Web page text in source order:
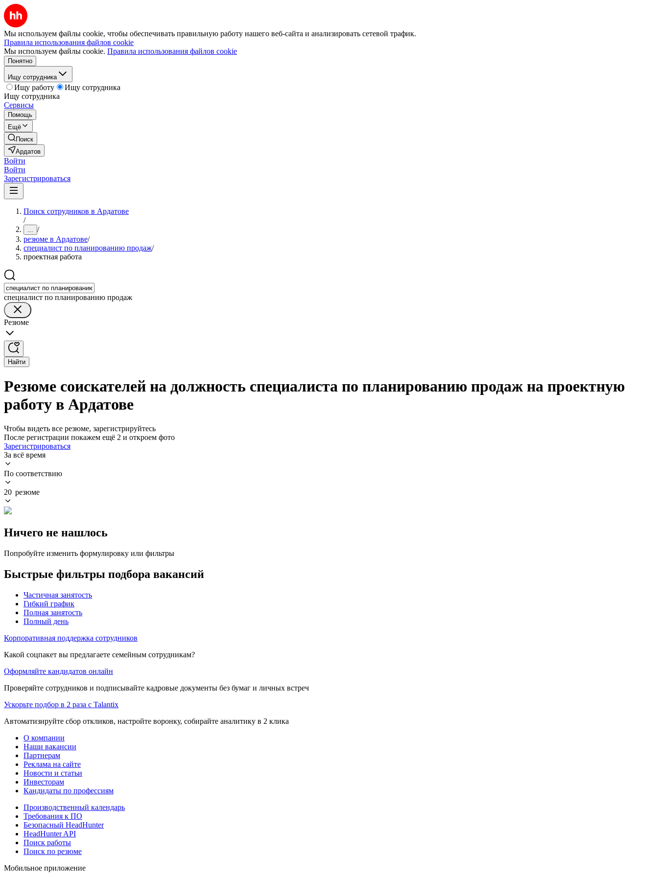
Мы используем файлы cookie, чтобы обеспечивать правильную работу нашего веб-сайта и анализировать сетевой трафик.
Правила использования файлов cookie
Мы используем файлы cookie. Правила использования файлов cookie
Понятно
Ищу сотрудника
Ищу работу
Ищу сотрудника
Ищу сотрудника
Сервисы
Помощь
Ещё
Поиск
Ардатов
Войти
Войти
Зарегистрироваться
Поиск сотрудников в Ардатове
/
... /
резюме в Ардатове/
специалист по планированию продаж/
проектная работа
специалист по планированию продаж
Резюме
Найти
Резюме соискателей на должность специалиста по планированию продаж на проектную
работу в Ардатове
Чтобы видеть все резюме, зарегистрируйтесь
После регистрации покажем ещё 2 и откроем фото
Зарегистрироваться
За всё время
По соответствию
20 резюме
Ничего не нашлось
Попробуйте изменить формулировку или фильтры
Быстрые фильтры подбора вакансий
Частичная занятость
Гибкий график
Полная занятость
Полный день
Корпоративная поддержка сотрудников
Какой соцпакет вы предлагаете семейным сотрудникам?
Оформляйте кандидатов онлайн
Проверяйте сотрудников и подписывайте кадровые документы без бумаг и личных встреч
Ускорьте подбор в 2 раза с Talantix
Автоматизируйте сбор откликов, настройте воронку, собирайте аналитику в 2 клика
О компании
Наши вакансии
Партнерам
Реклама на сайте
Новости и статьи
Инвесторам
Кандидаты по профессиям
Производственный календарь
Требования к ПО
Безопасный HeadHunter
HeadHunter API
Поиск работы
Поиск по резюме
Мобильное приложение